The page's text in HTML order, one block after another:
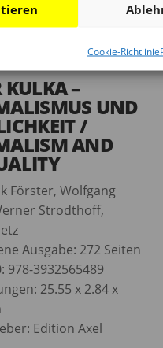
Cookie-Richtlinie
KULKA –
UND
/
AND
Förster, Wolfgang
Strodthoff,
Ausgabe: 272 Seiten
978-3932565489
25.55 x 2.84 x
Edition Axel